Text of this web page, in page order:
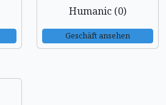
Humanic (0)
Geschäft ansehen